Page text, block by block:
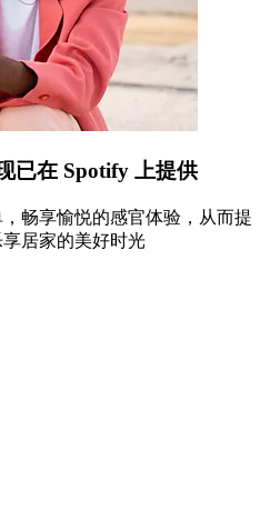
已在 Spotify 上提供
畅享愉悦的感官体验，从而提
居家的美好时光